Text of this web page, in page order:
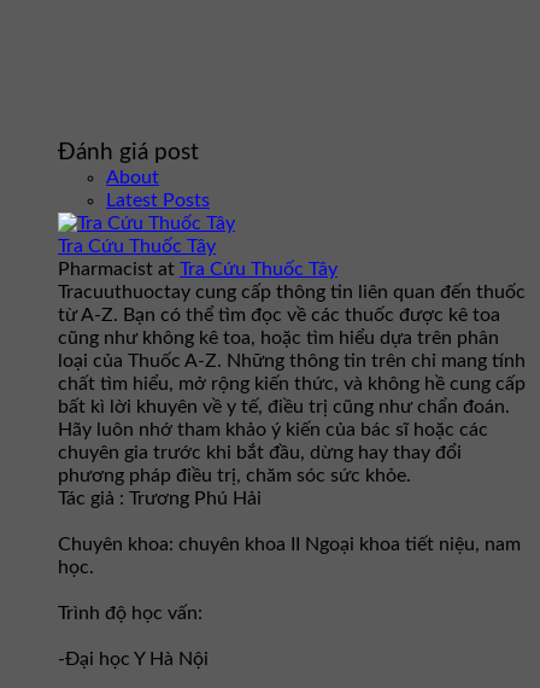
Đánh giá post
About
Latest Posts
Tra Cứu Thuốc Tây
Pharmacist at Tra Cứu Thuốc Tây
Tracuuthuoctay cung cấp thông tin liên quan đến thuốc
từ A-Z. Bạn có thể tìm đọc về các thuốc được kê toa
cũng như không kê toa, hoặc tìm hiểu dựa trên phân
loại của Thuốc A-Z. Những thông tin trên chỉ mang tính
chất tìm hiểu, mở rộng kiến thức, và không hề cung cấp
bất kì lời khuyên về y tế, điều trị cũng như chẩn đoán.
Hãy luôn nhớ tham khảo ý kiến của bác sĩ hoặc các
chuyên gia trước khi bắt đầu, dừng hay thay đổi
phương pháp điều trị, chăm sóc sức khỏe.
Tác giả : Trương Phú Hải
Chuyên khoa: chuyên khoa II Ngoại khoa tiết niệu, nam
học.
Trình độ học vấn:
-Đại học Y Hà Nội